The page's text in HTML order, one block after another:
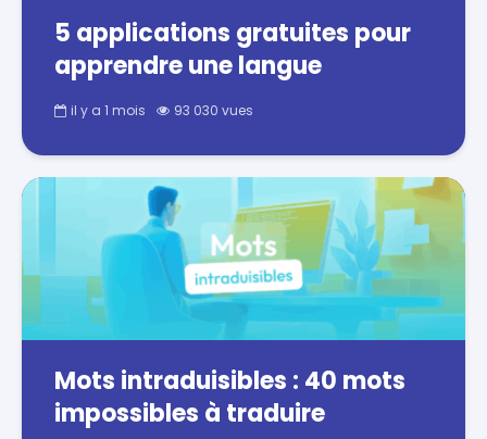
5 applications gratuites pour
apprendre une langue
il y a 1 mois 93 030 vues
Mots intraduisibles : 40 mots
impossibles à traduire